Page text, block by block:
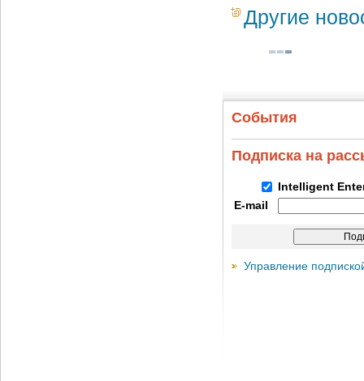
Другие
События
Подписка на
Intelligent
E-mail
Управление